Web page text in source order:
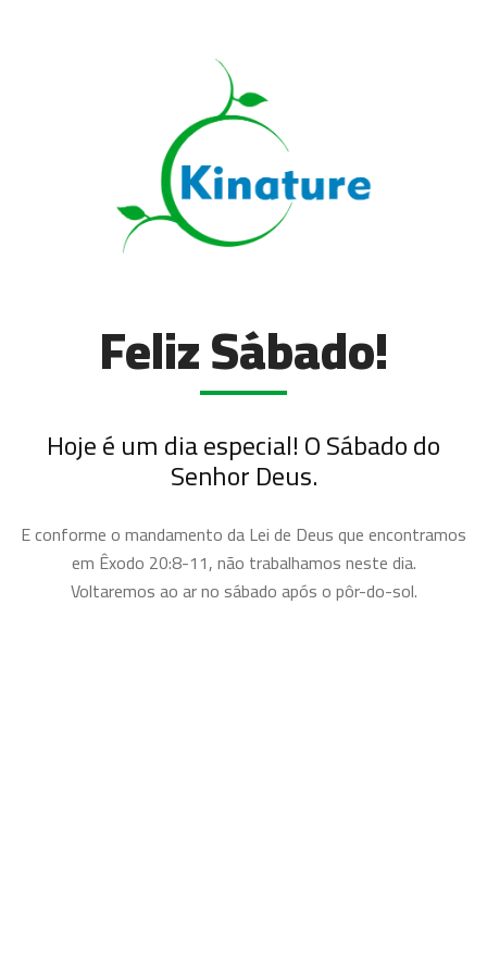
Feliz Sábado!
Hoje é um dia especial! O Sábado do
Senhor Deus.
E conforme o mandamento da Lei de Deus que encontramos
em Êxodo 20:8-11, não trabalhamos neste dia.
Voltaremos ao ar no sábado após o pôr-do-sol.